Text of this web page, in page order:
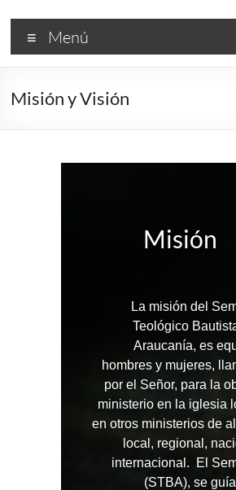
contenido
Seminario
Teológico
Bautista
Menú
Misión y Visión
Misión
La misión del
Teológico
Araucanía, es
hombres y mujeres,
por el Señor, para la
ministerio en la iglesia
en otros ministerios de
local, regional,
internacional. El
(STBA), se